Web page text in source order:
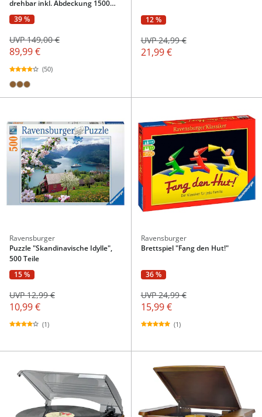
drehbar inkl. Abdeckung 1500
Teile
39 %
89,99 €
UVP 149,00 €
(50)
12 %
21,99 €
UVP 24,99 €
Ravensburger
Puzzle "Skandinavische Idylle",
500 Teile
15 %
10,99 €
UVP 12,99 €
(1)
Ravensburger
Brettspiel "Fang den Hut!"
36 %
15,99 €
UVP 24,99 €
(1)